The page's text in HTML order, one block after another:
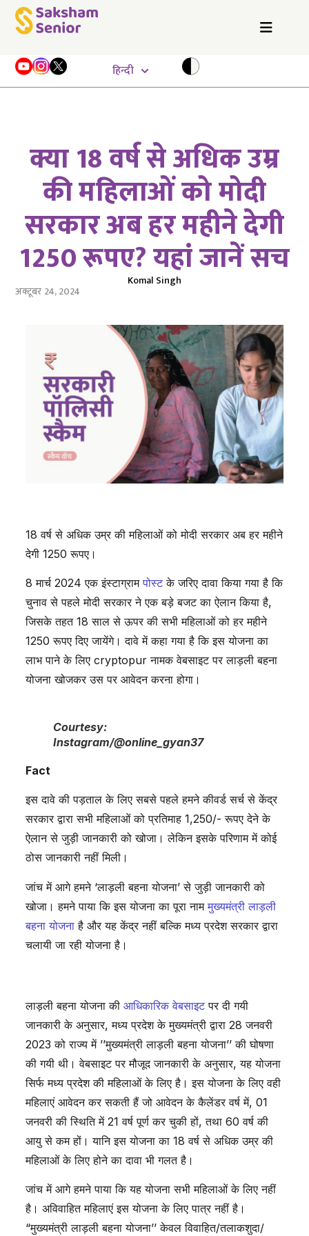
हिन्दी
क्या 18 वर्ष से अधिक उम्र
की महिलाओं को मोदी
सरकार अब हर महीने देगी
1250 रूपए? यहां जानें सच
Komal Singh
अक्टूबर 24, 2024
18 वर्ष से अधिक उम्र की महिलाओं को मोदी सरकार अब हर महीने
देगी 1250 रूपए।
8 मार्च 2024 एक इंस्टाग्रामपोस्टके जरिए दावा किया गया है कि
चुनाव से पहले मोदी सरकार ने एक बड़े बजट का ऐलान किया है,
जिसके तहत 18 साल से ऊपर की सभी महिलाओं को हर महीने
1250 रूपए दिए जायेंगे। दावे में कहा गया है कि इस योजना का
लाभ पाने के लिए cryptopur नामक वेबसाइट पर लाड़ली बहना
योजना खोजकर उस पर आवेदन करना होगा।
Courtesy:
Instagram/@online_gyan37
Fact
इस दावे की पड़ताल के लिए सबसे पहले हमने कीवर्ड सर्च से केंद्र
सरकार द्वारा सभी महिलाओं को प्रतिमाह 1,250/- रूपए देने के
ऐलान से जुड़ी जानकारी को खोजा। लेकिन इसके परिणाम में कोई
ठोस जानकारी नहीं मिली।
जांच में आगे हमने ‘लाड़ली बहना योजना’ से जुड़ी जानकारी को
खोजा। हमने पाया कि इस योजना का पूरा नाममुख्यमंत्री लाड़ली
बहना योजनाहै और यह केंद्र नहीं बल्कि मध्य प्रदेश सरकार द्वारा
चलायी जा रही योजना है।
लाड़ली बहना योजना की आधिकारिक वेबसाइटपर दी गयी
जानकारी के अनुसार, मध्य प्रदेश के मुख्यमंत्री द्वारा 28 जनवरी
2023 को राज्य में ’’मुख्‍यमंत्री लाड़ली बहना योजना’’ की घोषणा
की गयी थी। वेबसाइट पर मौजूद जानकारी के अनुसार, यह योजना
सिर्फ मध्य प्रदेश की महिलाओं के लिए है। इस योजना के लिए वही
महिलाएं आवेदन कर सकती हैं जो आवेदन के कैलेंडर वर्ष में, 01
जनवरी की स्थिति में 21 वर्ष पूर्ण कर चुकी हों, तथा 60 वर्ष की
आयु से कम हों। यानि इस योजना का 18 वर्ष से अधिक उम्र की
महिलाओं के लिए होने का दावा भी गलत है।
जांच में आगे हमने पाया कि यह योजना सभी महिलाओं के लिए नहीं
है। अविवाहित महिलाएं इस योजना के लिए पात्र नहीं है।
“मुख्‍यमंत्री लाड़ली बहना योजना’’ केवल विवाहित/तलाकशुदा/